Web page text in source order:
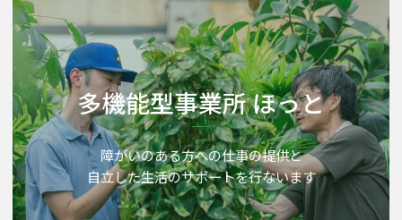
多機能型事業所 ほっと
障がいのある方への仕事の提供と
自立した生活のサポートを行ないます